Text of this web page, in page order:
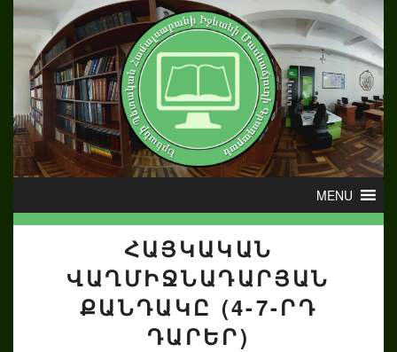
ՀԱՅԿԱԿԱՆ
ՎԱՂՄԻՋՆԱԴԱՐՅԱՆ
ՔԱՆԴԱԿԸ (4-7-ՐԴ
ԴԱՐԵՐ)